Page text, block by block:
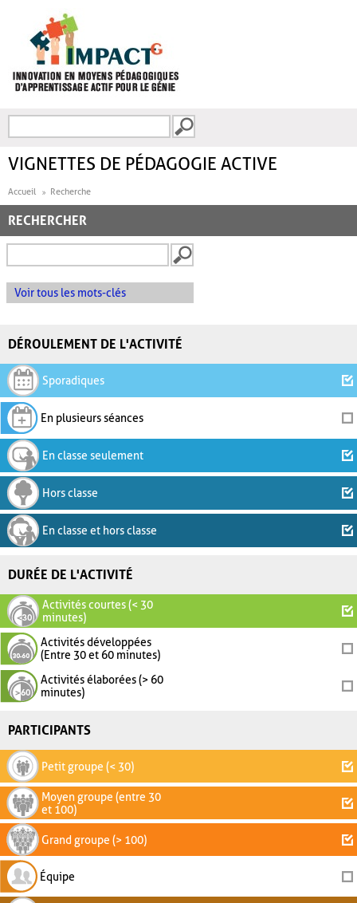
FORMULAIRE DE
VIGNETTES DE PÉDAGOGIE ACTIVE
Accueil Recherche
RECHERCHER
Voir tous les mots-clés
DÉROULEMENT DE L'ACTIVITÉ
Sporadiques
En plusieurs séances
En classe seulement
Hors classe
En classe et hors classe
DURÉE DE L'ACTIVITÉ
Activités courtes (< 30
minutes)
Activités développées
(Entre 30 et 60 minutes)
Activités élaborées (> 60
minutes)
PARTICIPANTS
Petit groupe (< 30)
Moyen groupe (entre 30
et 100)
Grand groupe (> 100)
Équipe